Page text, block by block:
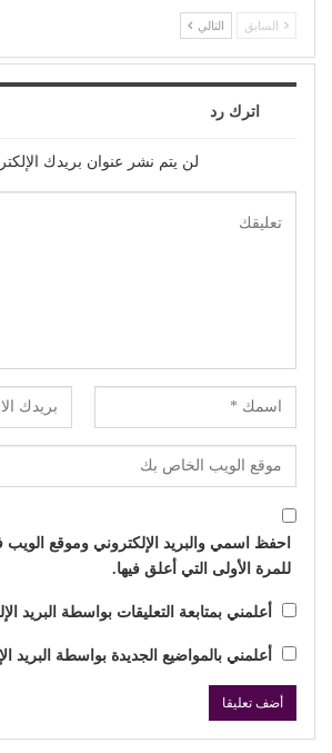
السابق التالي
اترك رد
لن يتم نشر عنوان بريدك
احفظ اسمي والبريد الإلكتروني وموقع
للمرة الأولى التي أعلق فيها.
أعلمني بمتابعة التعليقات بواسطة البريد
أعلمني بالمواضيع الجديدة بواسطة البريد